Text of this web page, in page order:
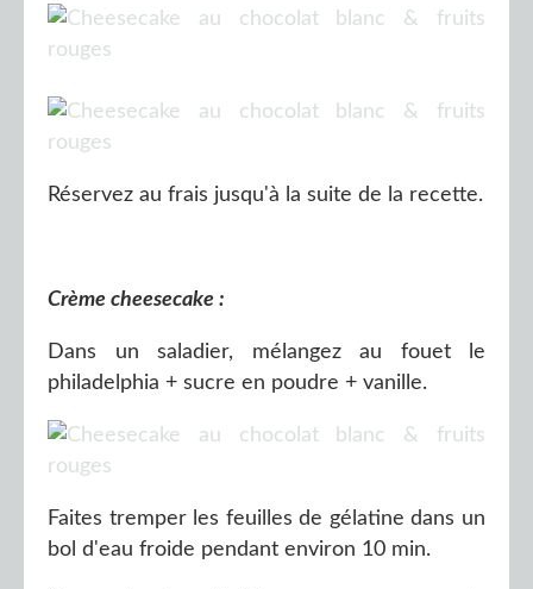
Réservez au frais jusqu'à la suite de la recette.
Crème cheesecake :
Dans un saladier, mélangez au fouet le
philadelphia + sucre en poudre + vanille.
Faites tremper les feuilles de gélatine dans un
bol d'eau froide pendant environ 10 min.